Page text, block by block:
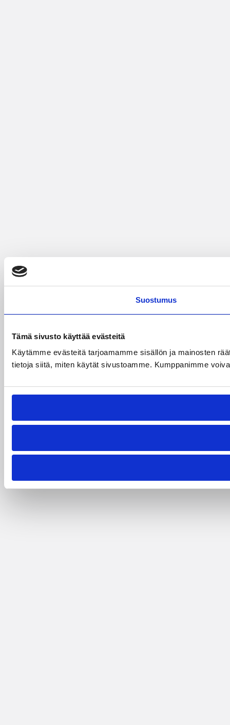
Suostumus
Tämä sivusto käyttää evästeitä
Käytämme evästeitä tarjoamamme sisällön ja mainosten
tietoja siitä, miten käytät sivustoamme. Kumppanimme